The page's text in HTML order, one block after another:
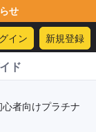
せ
イン 新規登録
ド
者向けプラチナ